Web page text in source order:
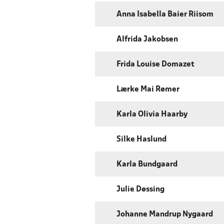
Anna Isabella Baier Riisom
Alfrida Jakobsen
Frida Louise Domazet
Lærke Mai Rømer
Karla Olivia Haarby
Silke Haslund
Karla Bundgaard
Julie Døssing
Johanne Mandrup Nygaard